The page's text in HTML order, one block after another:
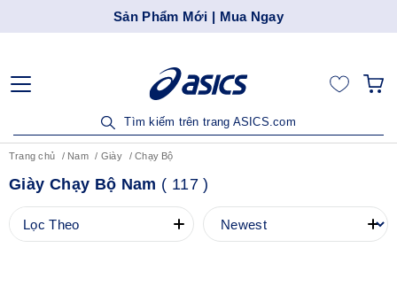
Sản Phẩm Mới | Mua Ngay
Tìm kiếm trên trang ASICS.com
Trang chủ Nam Giày Chạy Bộ
Giày Chạy Bộ Nam ( 117)
Lọc Theo